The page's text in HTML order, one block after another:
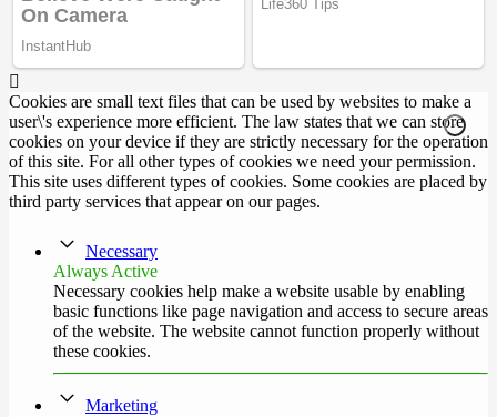
Cookies are small text files that can be used by websites to make a
user\'s experience more efficient. The law states that we can store
cookies on your device if they are strictly necessary for the operation
of this site. For all other types of cookies we need your permission.
This site uses different types of cookies. Some cookies are placed by
third party services that appear on our pages.
Necessary
Always Active
Necessary cookies help make a website usable by enabling
basic functions like page navigation and access to secure areas
of the website. The website cannot function properly without
these cookies.
Marketing